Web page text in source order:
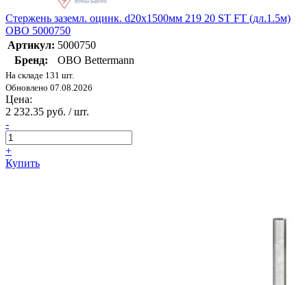
Стержень заземл. оцинк. d20х1500мм 219 20 ST FT (дл.1.5м)
OBO 5000750
Артикул: 5000750
Бренд:
OBO Bettermann
На складе 131 шт.
Обновлено 07.08.2026
Цена:
2 232.35 руб. / шт.
-
+
Купить